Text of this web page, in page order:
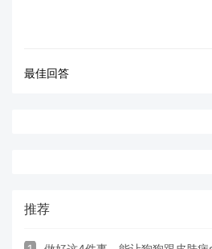
最佳回答
推荐